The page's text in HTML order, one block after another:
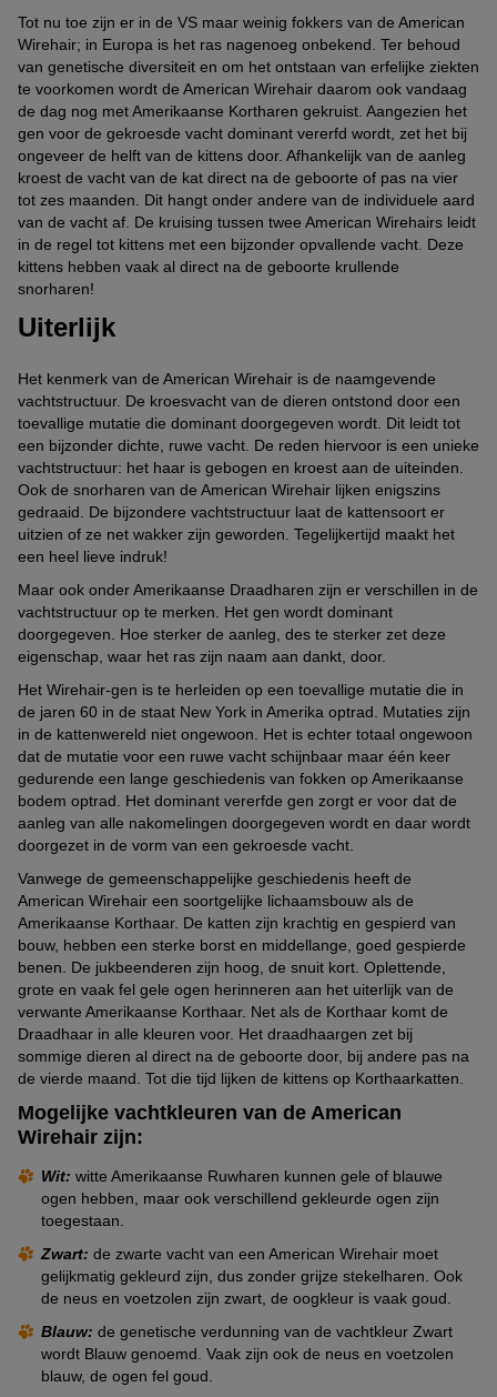
Tot nu toe zijn er in de VS maar weinig fokkers van de American
Wirehair; in Europa is het ras nagenoeg onbekend. Ter behoud
van genetische diversiteit en om het ontstaan van erfelijke ziekten
te voorkomen wordt de American Wirehair daarom ook vandaag
de dag nog met Amerikaanse Kortharen gekruist. Aangezien het
gen voor de gekroesde vacht dominant vererfd wordt, zet het bij
ongeveer de helft van de kittens door. Afhankelijk van de aanleg
kroest de vacht van de kat direct na de geboorte of pas na vier
tot zes maanden. Dit hangt onder andere van de individuele aard
van de vacht af. De kruising tussen twee American Wirehairs leidt
in de regel tot kittens met een bijzonder opvallende vacht. Deze
kittens hebben vaak al direct na de geboorte krullende
snorharen!
Uiterlijk
Het kenmerk van de American Wirehair is de naamgevende
vachtstructuur. De kroesvacht van de dieren ontstond door een
toevallige mutatie die dominant doorgegeven wordt. Dit leidt tot
een bijzonder dichte, ruwe vacht. De reden hiervoor is een unieke
vachtstructuur: het haar is gebogen en kroest aan de uiteinden.
Ook de snorharen van de American Wirehair lijken enigszins
gedraaid. De bijzondere vachtstructuur laat de kattensoort er
uitzien of ze net wakker zijn geworden. Tegelijkertijd maakt het
een heel lieve indruk!
Maar ook onder Amerikaanse Draadharen zijn er verschillen in de
vachtstructuur op te merken. Het gen wordt dominant
doorgegeven. Hoe sterker de aanleg, des te sterker zet deze
eigenschap, waar het ras zijn naam aan dankt, door.
Het Wirehair-gen is te herleiden op een toevallige mutatie die in
de jaren 60 in de staat New York in Amerika optrad. Mutaties zijn
in de kattenwereld niet ongewoon. Het is echter totaal ongewoon
dat de mutatie voor een ruwe vacht schijnbaar maar één keer
gedurende een lange geschiedenis van fokken op Amerikaanse
bodem optrad. Het dominant vererfde gen zorgt er voor dat de
aanleg van alle nakomelingen doorgegeven wordt en daar wordt
doorgezet in de vorm van een gekroesde vacht.
Vanwege de gemeenschappelijke geschiedenis heeft de
American Wirehair een soortgelijke lichaamsbouw als de
Amerikaanse Korthaar. De katten zijn krachtig en gespierd van
bouw, hebben een sterke borst en middellange, goed gespierde
benen. De jukbeenderen zijn hoog, de snuit kort. Oplettende,
grote en vaak fel gele ogen herinneren aan het uiterlijk van de
verwante Amerikaanse Korthaar. Net als de Korthaar komt de
Draadhaar in alle kleuren voor. Het draadhaargen zet bij
sommige dieren al direct na de geboorte door, bij andere pas na
de vierde maand. Tot die tijd lijken de kittens op Korthaarkatten.
Mogelijke vachtkleuren van de American
Wirehair zijn:
Wit: witte Amerikaanse Ruwharen kunnen gele of blauwe
ogen hebben, maar ook verschillend gekleurde ogen zijn
toegestaan.
Zwart: de zwarte vacht van een American Wirehair moet
gelijkmatig gekleurd zijn, dus zonder grijze stekelharen. Ook
de neus en voetzolen zijn zwart, de oogkleur is vaak goud.
Blauw: de genetische verdunning van de vachtkleur Zwart
wordt Blauw genoemd. Vaak zijn ook de neus en voetzolen
blauw, de ogen fel goud.